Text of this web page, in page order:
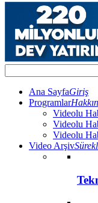
Ana SayfaGiriş
Programlar
Videolu
Videolu
Videolu
Video Arşiv